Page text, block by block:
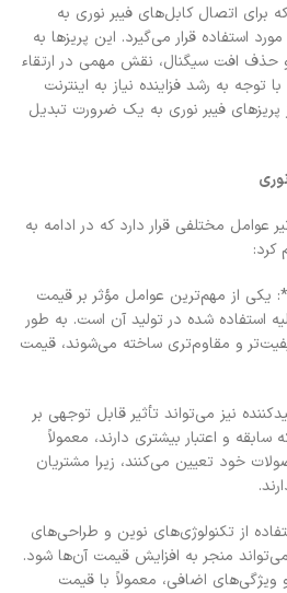
برای اتصال کابل‌های فیبر نوری به
استفاده قرار می‌گیرد. این پریزها به
حذف افت سیگنال، نقش مهمی در ارتقاء
توجه به رشد فزاینده نیاز به اینترنت
پریزهای فیبر نوری به یک ضرورت تبدیل
عوامل مختلفی قرار دارد که در ادامه به
کرد:
یکی از مهم‌ترین عوامل مؤثر بر قیمت
استفاده شده در تولید آن است. به طور
و مقاوم‌تری ساخته می‌شوند، قیمت
نیز می‌تواند تأثیر قابل توجهی بر
و اعتبار بیشتری دارند، معمولاً
خود تعیین می‌کنند، زیرا مشتریان
از تکنولوژی‌های نوین و طراحی‌های
می‌تواند منجر به افزایش قیمت آن‌ها شود.
اضافی، معمولاً با قیمت